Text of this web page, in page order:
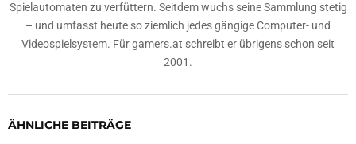
Spielautomaten zu verfüttern. Seitdem wuchs seine Sammlung stetig
– und umfasst heute so ziemlich jedes gängige Computer- und
Videospielsystem. Für gamers.at schreibt er übrigens schon seit
2001.
ÄHNLICHE BEITRÄGE